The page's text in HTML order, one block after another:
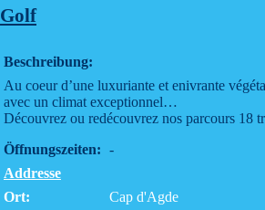
Golf
Beschreibung:
Au coeur d’une luxuriante et enivrante
avec un climat exceptionnel…
Découvrez ou redécouvrez nos parcours 18
Öffnungszeiten: -
Addresse
Ort:
Cap d'Agde